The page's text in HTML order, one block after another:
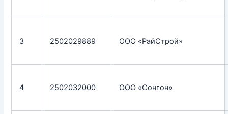
3 2502029889 ООО «РайСтрой»
4 2502032000 ООО «Сонгон»